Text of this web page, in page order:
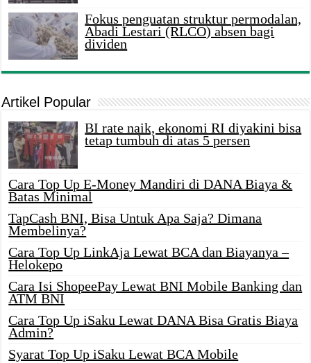
Fokus penguatan struktur permodalan,
Abadi Lestari (RLCO) absen bagi
dividen
Artikel Popular
BI rate naik, ekonomi RI diyakini bisa
tetap tumbuh di atas 5 persen
Cara Top Up E-Money Mandiri di DANA Biaya &
Batas Minimal
TapCash BNI, Bisa Untuk Apa Saja? Dimana
Membelinya?
Cara Top Up LinkAja Lewat BCA dan Biayanya –
Helokepo
Cara Isi ShopeePay Lewat BNI Mobile Banking dan
ATM BNI
Cara Top Up iSaku Lewat DANA Bisa Gratis Biaya
Admin?
Syarat Top Up iSaku Lewat BCA Mobile